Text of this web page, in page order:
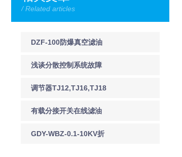
/ Related articles
DZF-100防爆真空滤油
机DZF-125防爆真空滤
油机
浅谈分散控制系统故障
预防及应急处理
调节器TJ12,TJ16,TJ18
有载分接开关在线滤油
机 JY-I有载调压分接开
GDY-WBZ-0.1-10KV折